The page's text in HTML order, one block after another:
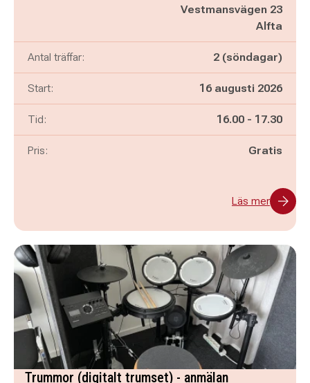
Vestmansvägen 23
Alfta
Antal träffar: 2 (söndagar)
Start: 16 augusti 2026
Tid: Pågår mellan
16.00 - och
17.30
Pris: Gratis
Läs mer
Trummor (digitalt trumset) - anmälan